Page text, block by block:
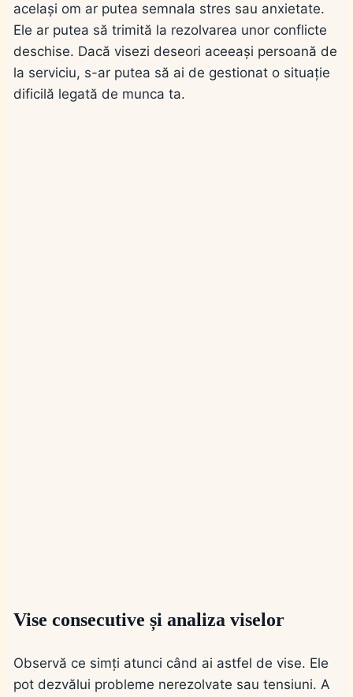
același om ar putea semnala stres sau anxietate.
Ele ar putea să trimită la rezolvarea unor conflicte
deschise. Dacă visezi deseori aceeași persoană de
la serviciu, s-ar putea să ai de gestionat o situație
dificilă legată de munca ta.
Vise consecutive și analiza viselor
Observă ce simți atunci când ai astfel de vise. Ele
pot dezvălui probleme nerezolvate sau tensiuni. A